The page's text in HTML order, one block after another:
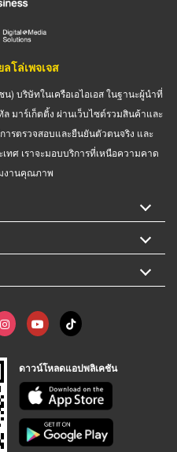
โล่เพจเจส
) บริษัทในเครือเอไอเอส ในฐานะผู้นำที่
มาร์เก็ตติ้ง ผ่านเว็บไซต์รวมสินค้าและ
ารตรวจสอบและยืนยันตัวตนจริง และ
ศ เราจะมอบบริการที่เหนือความคาด
งานคุณภาพ
ดาวน์โหลดแอปพลิเคชัน